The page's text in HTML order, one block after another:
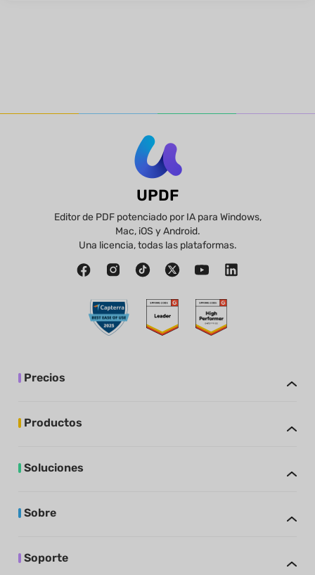
UPDF
Editor de PDF potenciado por IA para Windows,
Mac, iOS y Android.
Una licencia, todas las plataformas.
Precios
Productos
Soluciones
Sobre
Soporte